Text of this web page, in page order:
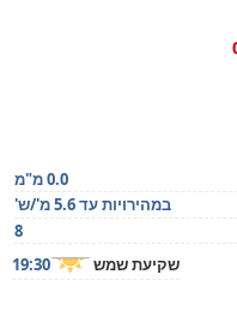
0.0 מ"מ
במהירויות עד 5.6 מ'/ש'
8
שקיעת שמש 19:30